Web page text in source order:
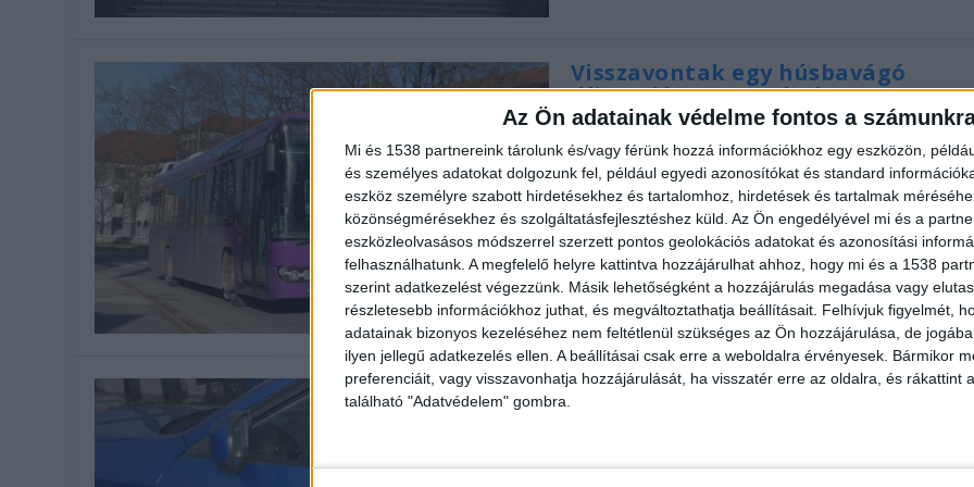
Az Ön adatainak védelme fontos a
Mi és 1538 partnereink tárolunk és/vagy férünk hozzá információkhoz egy eszközön,
és személyes adatokat dolgozunk fel, például egyedi azonosítókat és standard
eszköz személyre szabott hirdetésekhez és tartalomhoz, hirdetések és tartalmak
közönségmérésekhez és szolgáltatásfejlesztéshez küld. Az Ön engedélyével mi és a
eszközleolvasásos módszerrel szerzett pontos geolokációs adatokat és azonosítási
felhasználhatunk. A megfelelő helyre kattintva hozzájárulhat ahhoz, hogy mi és a 1538
szerint adatkezelést végezzünk. Másik lehetőségként a hozzájárulás megadása vagy
részletesebb információkhoz juthat, és megváltoztathatja beállításait. Felhívjuk figyelmét,
adatainak bizonyos kezeléséhez nem feltétlenül szükséges az Ön hozzájárulása, de
ilyen jellegű adatkezelés ellen. A beállításai csak erre a weboldalra érvényesek. Bármikor
preferenciáit, vagy visszavonhatja hozzájárulását, ha visszatér erre az oldalra, és rákattint
található "Adatvédelem" gombra.
Visszavontak egy húsbavágó
díjemelést Veszprémben
Írta:Balatonkörnyéke.hu|2021.01.04. hétfő |Veszprém|
Nem emelik a tömegközlekés díját Veszprémben.
Drasztikus drágulásról lett volna szó. Az állami...
OLVASS TOVÁBB
Ököljog Fonyódon egy